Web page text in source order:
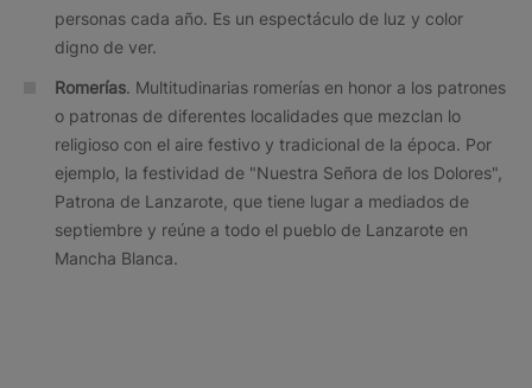
personas cada año. Es un espectáculo de luz y color
digno de ver.
Romerías. Multitudinarias romerías en honor a los patrones
o patronas de diferentes localidades que mezclan lo
religioso con el aire festivo y tradicional de la época. Por
ejemplo, la festividad de "Nuestra Señora de los Dolores",
Patrona de Lanzarote, que tiene lugar a mediados de
septiembre y reúne a todo el pueblo de Lanzarote en
Mancha Blanca.